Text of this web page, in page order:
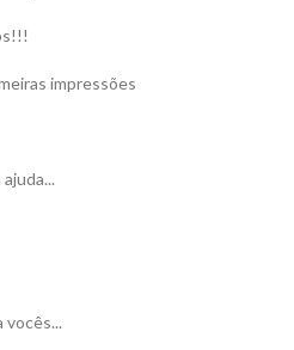
impressões
vocês...